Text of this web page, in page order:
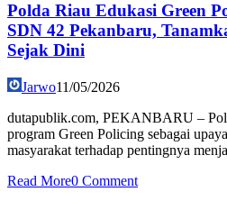
Polda Riau Edukasi Green
SDN 42 Pekanbaru,
Sejak Dini
Jarwo11/05/2026
dutapublik.com, PEKANBARU –
program Green Policing sebagai
masyarakat terhadap pentingnya
Read More0 Comment